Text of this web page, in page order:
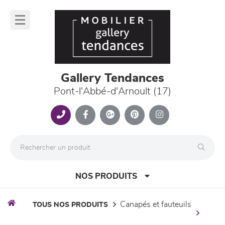
Gallery Tendances
Pont-l'Abbé-d'Arnoult (17)
NOS PRODUITS
TOUS NOS PRODUITS canapés et fauteuils